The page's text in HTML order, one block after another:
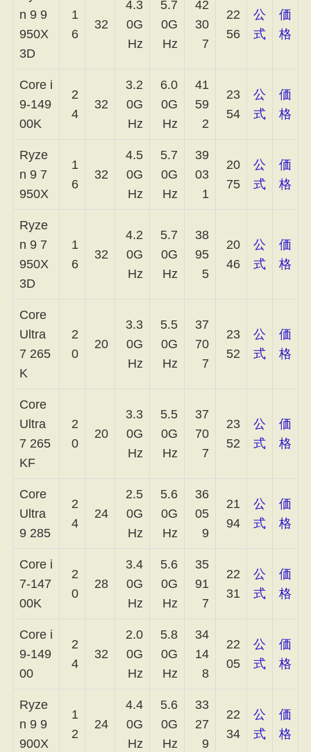
n 9 9
950X
3D
1
6
32
4.3
0G
Hz
5.7
0G
Hz
42
30
7
22
56
公
式
価
格
Core i
9-149
00K
2
4
32
3.2
0G
Hz
6.0
0G
Hz
41
59
2
23
54
公
式
価
格
Ryze
n 9 7
950X
1
6
32
4.5
0G
Hz
5.7
0G
Hz
39
03
1
20
75
公
式
価
格
Ryze
n 9 7
950X
3D
1
6
32
4.2
0G
Hz
5.7
0G
Hz
38
95
5
20
46
公
式
価
格
Core
Ultra
7 265
K
2
0
20
3.3
0G
Hz
5.5
0G
Hz
37
70
7
23
52
公
式
価
格
Core
Ultra
7 265
KF
2
0
20
3.3
0G
Hz
5.5
0G
Hz
37
70
7
23
52
公
式
価
格
Core
Ultra
9 285
2
4
24
2.5
0G
Hz
5.6
0G
Hz
36
05
9
21
94
公
式
価
格
Core i
7-147
00K
2
0
28
3.4
0G
Hz
5.6
0G
Hz
35
91
7
22
31
公
式
価
格
Core i
9-149
00
2
4
32
2.0
0G
Hz
5.8
0G
Hz
34
14
8
22
05
公
式
価
格
Ryze
n 9 9
900X
1
2
24
4.4
0G
Hz
5.6
0G
Hz
33
27
9
22
34
公
式
価
格